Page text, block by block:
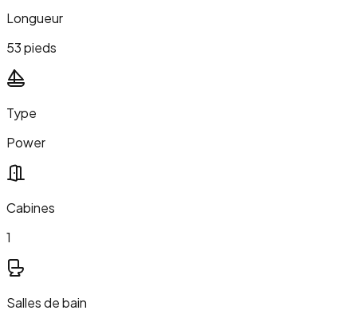
Longueur
53 pieds
Type
Power
Cabines
1
Salles de bain